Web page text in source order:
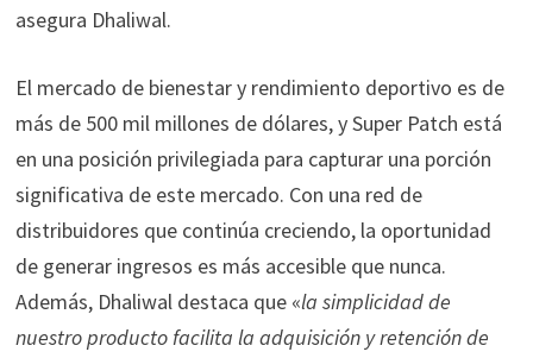
asegura Dhaliwal.
El mercado de bienestar y rendimiento deportivo es de
más de 500 mil millones de dólares, y Super Patch está
en una posición privilegiada para capturar una porción
significativa de este mercado. Con una red de
distribuidores que continúa creciendo, la oportunidad
de generar ingresos es más accesible que nunca.
Además, Dhaliwal destaca que «la simplicidad de
nuestro producto facilita la adquisición y retención de